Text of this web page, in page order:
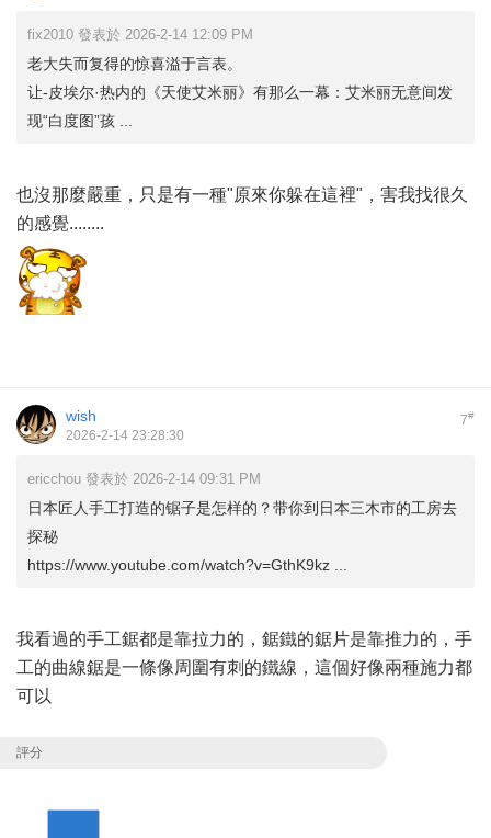
fix2010 發表於 2026-2-14 12:09 PM
老大失而复得的惊喜溢于言表。
让-皮埃尔·热内的《天使艾米丽》有那么一幕：艾米丽无意间发
现“白度图”孩 ...
也沒那麼嚴重，只是有一種"原來你躲在這裡"，害我找很久
的感覺........
7#
wish
2026-2-14 23:28:30
ericchou 發表於 2026-2-14 09:31 PM
日本匠人手工打造的锯子是怎样的？带你到日本三木市的工房去
探秘
https://www.youtube.com/watch?v=GthK9kz ...
我看過的手工鋸都是靠拉力的，鋸鐵的鋸片是靠推力的，手
工的曲線鋸是一條像周圍有刺的鐵線，這個好像兩種施力都
可以
評分